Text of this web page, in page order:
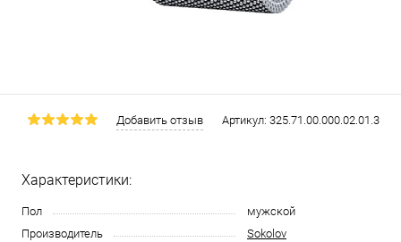
Добавить отзыв Артикул: 325.71.00.000.02.01.3
Характеристики:
Пол
мужской
Производитель
Sokolov